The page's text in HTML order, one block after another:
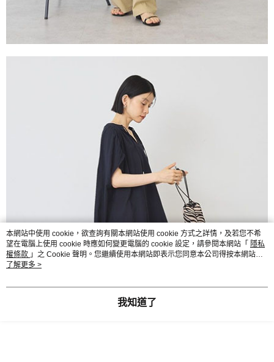
本網站中使用 cookie，欲查詢有關本網站使用 cookie 方式之詳情，及若您不希
望在電腦上使用 cookie 時應如何變更電腦的 cookie 設定，請參閱本網站「 隱私
權條款 」之 Cookie 聲明。您繼續使用本網站即表示您同意本公司得按本網站使
用條款之 Cookie 聲明使用 cookie。
了解更多 >
我知道了